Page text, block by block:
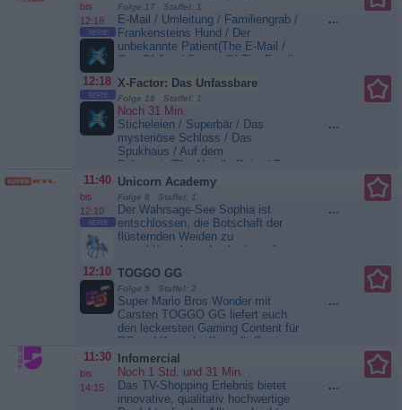
bis
12:18
SERIE
Folge 17 Staffel: 1
E-Mail / Umleitung / Familiengrab /
Frankensteins Hund / Der
unbekannte Patient(The E-Mail /
Cup Of Joe / Secret Of The Family
Patient) E-Mail - Ein Anwalt wickelt
eine Erbangelegenheit ab. Es
fehlen nur noch einige Formalitäten
und die Mandantin wäre um
500.000 Dollar reicher. Doch dann
erhält der Anwalt eine mysteriöse
verfahren sich in der Wildnis. Als
sie das Werbeschild eines
Restaurants...
X-Factor: Das
Unfassbare
...
12:18
SERIE
X-Factor: Das Unfassbare
Folge 18 Staffel: 1
Noch 31 Min.
Sticheleien / Superbär / Das
mysteriöse Schloss / Das
Spukhaus / Auf dem
Bahnsteig(The Needle Point / Toy
To The Rescue / Mystery Lock /
The House On Baker Street /
Train) Sticheleien - Rebecca
verbringt ihre Freizeit damit,
Puppen zu nähen. Ihr Chef macht
sie permanent nieder, aber sie
ihr dann auch noch das Gehalt
gekürzt werden soll, ist das Maß
voll. Sie näht eine Puppe, die die
Züge ihres tyrannischen Chefs
trägt... Superbär -...
X-Factor:
Das Unfassbare
...
11:40
bis
12:10
SERIE
Unicorn Academy
Folge 8 Staffel: 1
Der Wahrsage-See Sophia ist
entschlossen, die Botschaft der
flüsternden Weiden zu
entschlüsseln und schwänzt die
Versprechens gegenüber Ava reitet
sie zum Wahrsage-See, um ihr Ziel
zu...
Unicorn Academy
...
12:10 TOGGO GG
Folge 5 Staffel: 2
Super Mario Bros Wonder mit
Carsten TOGGO GG liefert euch
den leckersten Gaming Content für
PC und Konsole. Ihr wollt Gratis
Skins bei Fortnite und Roblox
abstauben? Wir wissen, wie man
sie bekommt! Komplette
Eskalation mit bescheuerten
...
11:30
bis
14:15
Infomercial
Noch 1 Std. und 31 Min.
Das TV-Shopping Erlebnis bietet
innovative, qualitativ hochwertige
...